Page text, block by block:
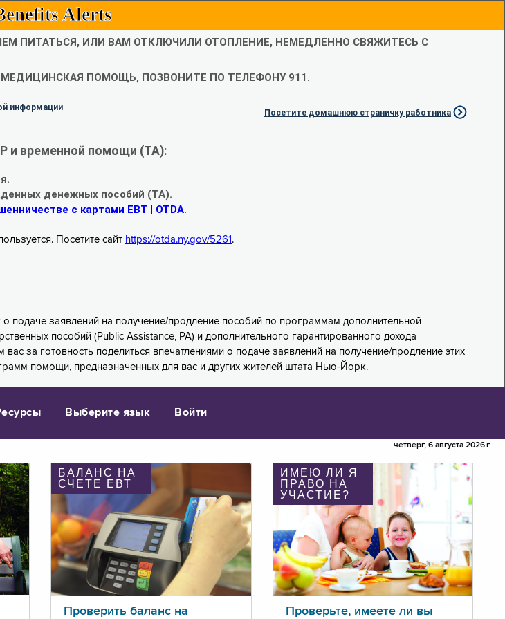
Alerts
ПИТАТЬСЯ, ИЛИ ВАМ ОТКЛЮЧИЛИ ОТОПЛЕНИЕ, НЕМЕДЛЕННО СВЯЖИТЕСЬ С
ПОМОЩЬ, ПОЗВОНИТЕ ПО ТЕЛЕФОНУ 911.
информации
Посетите домашнюю страничку работника
и временной помощи (TA):
денежных пособий (TA).
с картами EBT | OTDA.
Посетите сайт https://otda.ny.gov/5261 .
подаче заявлений на получение/продление пособий по программам дополнительной
пособий (Public Assistance, PA) и дополнительного гарантированного дохода
за готовность поделиться впечатлениями о подаче заявлений на получение/продление этих
помощи, предназначенных для вас и других жителей штата Нью-Йорк.
Выберите язык Войти
четверг, 6 августа 2026 г.
БАЛАНС НА
СЧЕТЕ ЕВТ
Проверить баланс на
ИМЕЮ ЛИ Я
ПРАВО НА
УЧАСТИЕ?
Проверьте, имеете ли вы